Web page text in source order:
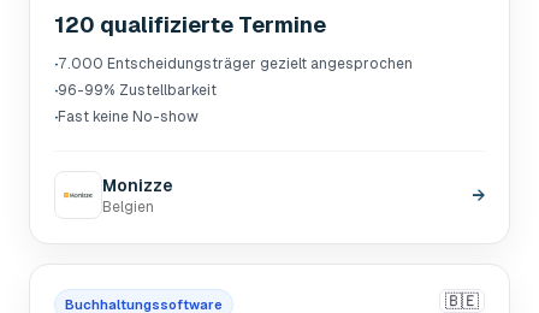
120 qualifizierte Termine
·7.000 Entscheidungsträger gezielt angesprochen
·96-99% Zustellbarkeit
·Fast keine No-show
Monizze
Belgien
→
Buchhaltungssoftware 🇧🇪